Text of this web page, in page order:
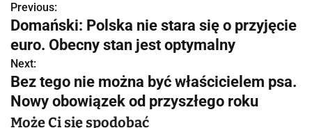
N
a
w
i
g
Previous:
Domański: Polska nie stara się o przyjęcie
euro. Obecny stan jest optymalny
Next:
Bez tego nie można być właścicielem psa.
Nowy obowiązek od przyszłego roku
Może Ci się spodobać